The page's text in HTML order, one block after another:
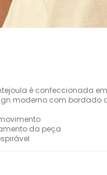
é confeccionada
moderno com
da peça